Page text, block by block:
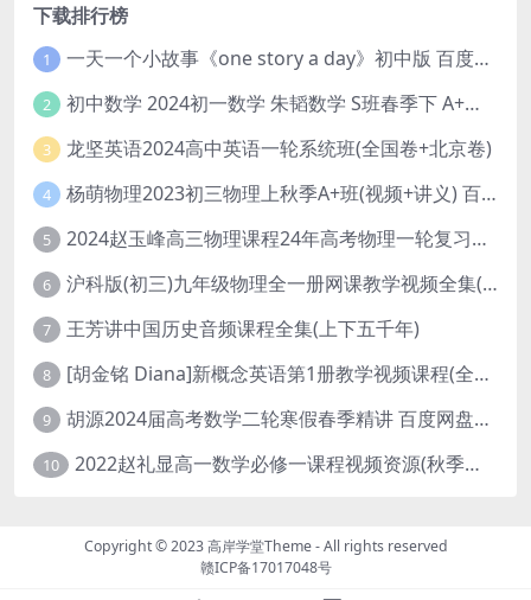
下载排行榜
1 一天一个小故事《one story a day》初中版 百度网盘分享下载
2 初中数学 2024初一数学 朱韬数学 S班春季下 A+班春季下 百度云网盘
3 龙坚英语2024高中英语一轮系统班(全国卷+北京卷)
4 杨萌物理2023初三物理上秋季A+班(视频+讲义) 百度网盘分享
5 2024赵玉峰高三物理课程24年高考物理一轮复习网课教程
6 沪科版(初三)九年级物理全一册网课教学视频全集(录播版 杜春雨 66讲)
7 王芳讲中国历史音频课程全集(上下五千年)
8 [胡金铭 Diana]新概念英语第1册教学视频课程(全集 百度网盘下载)
9 胡源2024届高考数学二轮寒假春季精讲 百度网盘分享
10 2022赵礼显高一数学必修一课程视频资源(秋季班 含讲义)百度网盘云
Copyright © 2023高岸学堂Theme- All rights reserved
赣ICP备17017048号